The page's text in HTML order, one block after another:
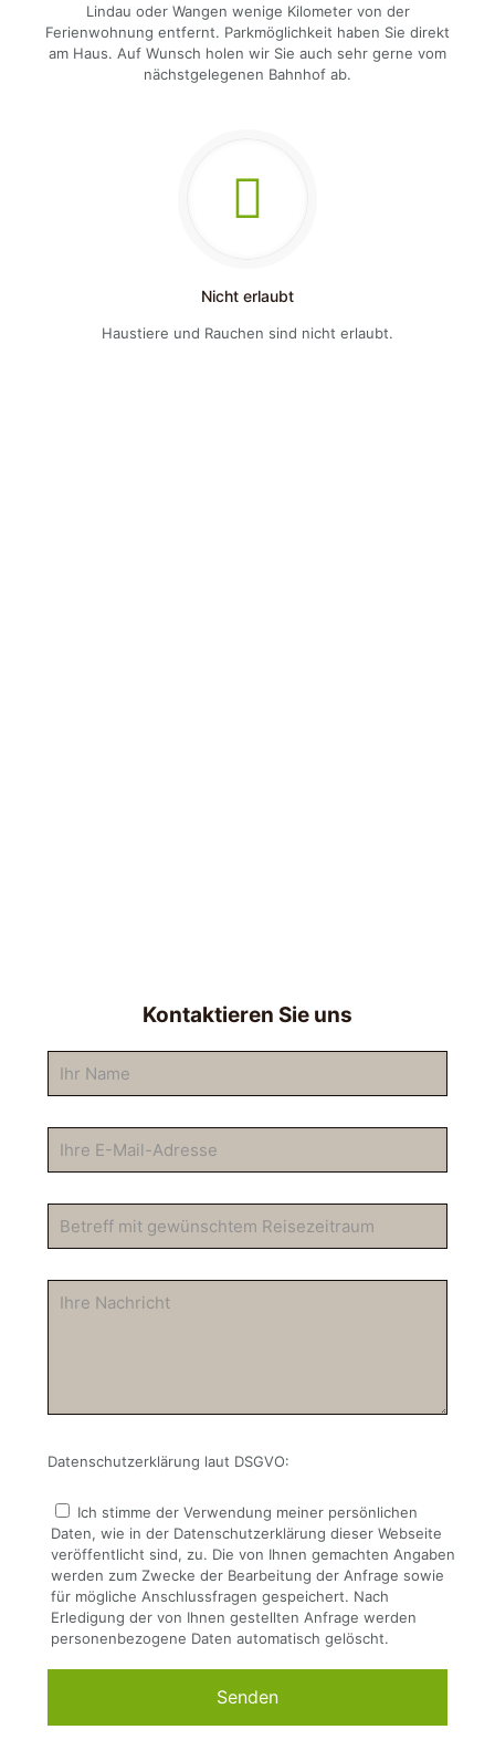
Lindau oder Wangen wenige Kilometer von der
Ferienwohnung entfernt. Parkmöglichkeit haben Sie direkt
am Haus. Auf Wunsch holen wir Sie auch sehr gerne vom
nächstgelegenen Bahnhof ab.
Nicht erlaubt
Haustiere und Rauchen sind nicht erlaubt.
Kontaktieren Sie uns
Datenschutzerklärung laut DSGVO:
Ich stimme der Verwendung meiner persönlichen
Daten, wie in der Datenschutzerklärung dieser Webseite
veröffentlicht sind, zu. Die von Ihnen gemachten Angaben
werden zum Zwecke der Bearbeitung der Anfrage sowie
für mögliche Anschlussfragen gespeichert. Nach
Erledigung der von Ihnen gestellten Anfrage werden
personenbezogene Daten automatisch gelöscht.